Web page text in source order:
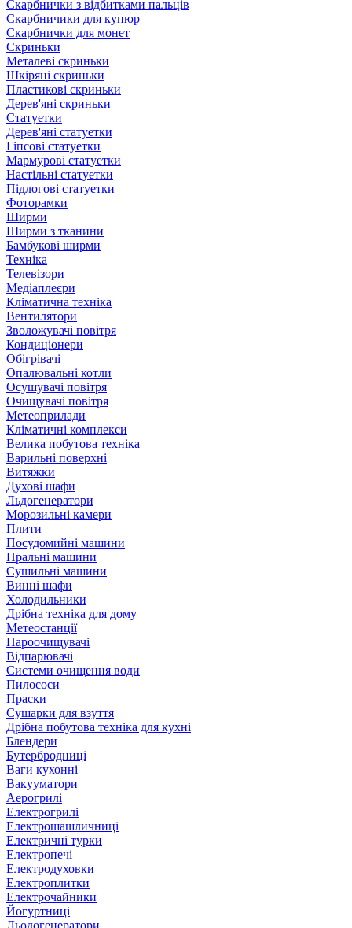
Скарбнички з відбитками пальців
Скарбничики для купюр
Скарбнички для монет
Скриньки
Металеві скриньки
Шкіряні скриньки
Пластикові скриньки
Дерев'яні скриньки
Статуетки
Дерев'яні статуетки
Гіпсові статуетки
Мармурові статуетки
Настільні статуетки
Підлогові статуетки
Фоторамки
Ширми
Ширми з тканини
Бамбукові ширми
Техніка
Телевізори
Медіаплеєри
Кліматична техніка
Вентилятори
Зволожувачі повітря
Кондиціонери
Обігрівачі
Опалювальні котли
Осушувачі повітря
Очищувачі повітря
Метеоприлади
Кліматичні комплекси
Велика побутова техніка
Варильні поверхні
Витяжки
Духові шафи
Льдогенератори
Морозильні камери
Плити
Посудомийні машини
Пральні машини
Сушильні машини
Винні шафи
Холодильники
Дрібна техніка для дому
Метеостанції
Пароочищувачі
Відпарювачі
Системи очищення води
Пилососи
Праски
Сушарки для взуття
Дрібна побутова техніка для кухні
Блендери
Бутербродниці
Ваги кухонні
Вакууматори
Аерогрилі
Електрогрилі
Електрошашличниці
Електричні турки
Електропечі
Електродуховки
Електроплитки
Електрочайники
Йогуртниці
Льодогенератори